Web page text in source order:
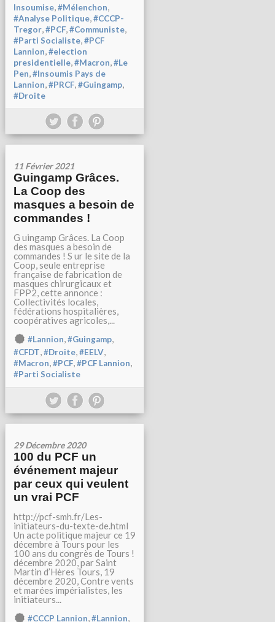
Insoumise #Mélenchon
#Analyse Politique #CCCP-
Tregor #PCF #Communiste
#Parti Socialiste #PCF
Lannion #election
presidentielle #Macron #Le
Pen #Insoumis Pays de
Lannion #PRCF #Guingamp
#Droite
11 Février 2021
Guingamp Grâces.
La Coop des
masques a besoin de
commandes !
G uingamp Grâces. La Coop
des masques a besoin de
commandes ! S ur le site de la
Coop, seule entreprise
française de fabrication de
masques chirurgicaux et
FPP2, cette annonce :
Collectivités locales,
fédérations hospitalières,
coopératives agricoles,...
#Lannion,#Guingamp,
#CFDT,#Droite,#EELV,
#Macron,#PCF,#PCF Lannion,
#Parti Socialiste
29 Décembre 2020
100 du PCF un
événement majeur
par ceux qui veulent
un vrai PCF
http://pcf-smh.fr/Les-
initiateurs-du-texte-de.html
Un acte politique majeur ce 19
décembre à Tours pour les
100 ans du congrès de Tours !
décembre 2020, par Saint
Martin d’Hères Tours, 19
décembre 2020, Contre vents
et marées impérialistes, les
initiateurs...
#CCCP Lannion,#Lannion,